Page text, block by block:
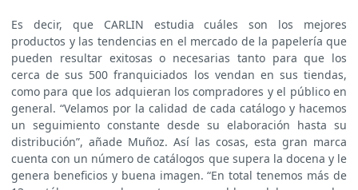
Es decir, que CARLIN estudia cuáles son los mejores
productos y las tendencias en el mercado de la papelería que
pueden resultar exitosas o necesarias tanto para que los
cerca de sus 500 franquiciados los vendan en sus tiendas,
como para que los adquieran los compradores y el público en
general. “Velamos por la calidad de cada catálogo y hacemos
un seguimiento constante desde su elaboración hasta su
distribución”, añade Muñoz. Así las cosas, esta gran marca
cuenta con un número de catálogos que supera la docena y le
genera beneficios y buena imagen. “En total tenemos más de